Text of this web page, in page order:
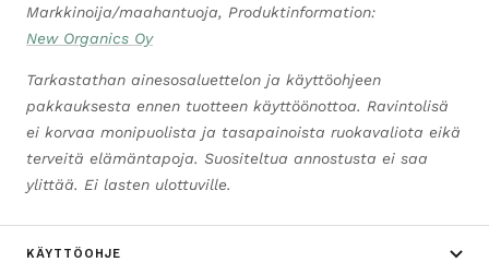
Markkinoija/maahantuoja, Produktinformation:
New Organics Oy
Tarkastathan ainesosaluettelon ja käyttöohjeen
pakkauksesta ennen tuotteen käyttöönottoa. Ravintolisä
ei korvaa monipuolista ja tasapainoista ruokavaliota eikä
terveitä elämäntapoja. Suositeltua annostusta ei saa
ylittää. Ei lasten ulottuville.
KÄYTTÖOHJE